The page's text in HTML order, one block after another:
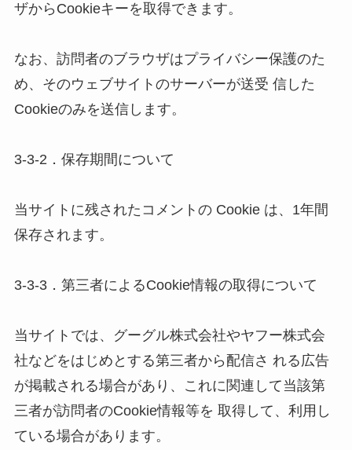
ザからCookieキーを取得できます。
なお、訪問者のブラウザはプライバシー保護のた
め、そのウェブサイトのサーバーが送受 信した
Cookieのみを送信します。
3-3-2．保存期間について
当サイトに残されたコメントの Cookie は、1年間
保存されます。
3-3-3．第三者によるCookie情報の取得について
当サイトでは、グーグル株式会社やヤフー株式会
社などをはじめとする第三者から配信さ れる広告
が掲載される場合があり、これに関連して当該第
三者が訪問者のCookie情報等を 取得して、利用し
ている場合があります。